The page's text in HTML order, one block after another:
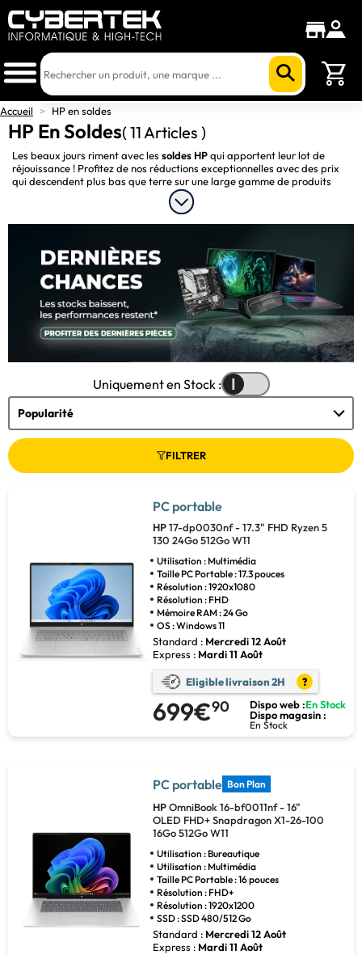
Accueil > HP en soldes
HP En Soldes( 11 Articles )
Les beaux jours riment avec les soldes HPqui apportent leur lot de
réjouissance ! Profitez de nos réductions exceptionnelles avec des prix
qui descendent plus bas que terre sur une large gamme de produits
populaires. Pour quoi allez-vous craquer ? Sur nos
imprimante HP en solde
décupler votre productivité sans doubler vos dépenses.
Uniquement en Stock :
FILTRER
PC portable
HP17-dp0030nf - 17.3" FHD Ryzen 5
130 24Go 512Go W11
Utilisation : Multimédia
Taille PC Portable : 17.3 pouces
Résolution : 1920x1080
Résolution : FHD
Mémoire RAM : 24 Go
OS : Windows 11
Standard : Mercredi 12 Août
Express : Mardi 11 Août
Eligible livraison 2H ?
699€90 Dispo web :En Stock
Dispo magasin :
En Stock
PC portable Bon Plan
HPOmniBook 16-bf0011nf - 16"
OLED FHD+ Snapdragon X1-26-100
16Go 512Go W11
Utilisation : Bureautique
Utilisation : Multimédia
Taille PC Portable : 16 pouces
Résolution : FHD+
Résolution : 1920x1200
SSD : SSD 480/512 Go
Standard : Mercredi 12 Août
Express : Mardi 11 Août